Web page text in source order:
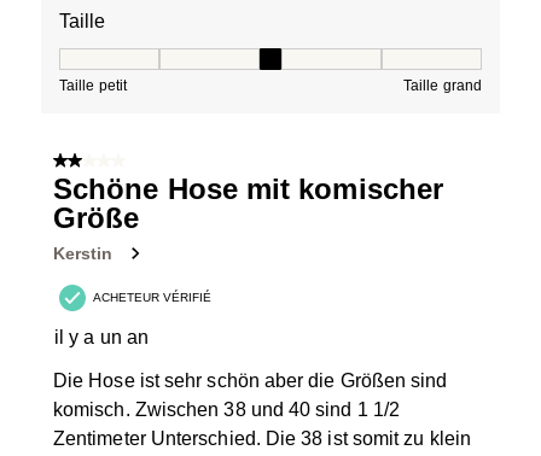
Taille
Taille petit Taille grand
2 sur 5 étoiles.
Schöne Hose mit komischer
Größe
Kerstin
ACHETEUR VÉRIFIÉ
il y a un an
Die Hose ist sehr schön aber die Größen sind
komisch. Zwischen 38 und 40 sind 1 1/2
Zentimeter Unterschied. Die 38 ist somit zu klein